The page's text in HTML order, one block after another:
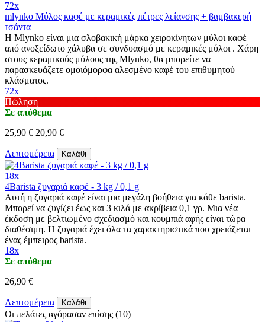
72x
mlynko Μύλος καφέ με κεραμικές πέτρες λείανσης + βαμβακερή
τσάντα
Η Mlynko είναι μια σλοβακική μάρκα χειροκίνητων μύλοι καφέ
από ανοξείδωτο χάλυβα σε συνδυασμό με κεραμικές μύλοι . Χάρη
στους κεραμικούς μύλους της Mlynko, θα μπορείτε να
παρασκευάζετε ομοιόμορφα αλεσμένο καφέ του επιθυμητού
κλάσματος.
72x
Πώληση
Σε απόθεμα
25,90 € 20,90 €
Λεπτομέρεια Καλάθι
18x
4Barista ζυγαριά καφέ - 3 kg / 0,1 g
Αυτή η ζυγαριά καφέ είναι μια μεγάλη βοήθεια για κάθε barista.
Μπορεί να ζυγίζει έως και 3 κιλά με ακρίβεια 0,1 γρ. Μια νέα
έκδοση με βελτιωμένο σχεδιασμό και κουμπιά αφής είναι τώρα
διαθέσιμη. Η ζυγαριά έχει όλα τα χαρακτηριστικά που χρειάζεται
ένας έμπειρος barista.
18x
Σε απόθεμα
26,90 €
Λεπτομέρεια Καλάθι
Οι πελάτες αγόρασαν επίσης (10)